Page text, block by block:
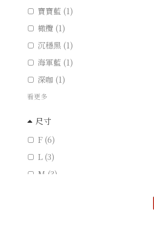
寶寶藍 (1)
橄欖 (1)
沉穩黑 (1)
海軍藍 (1)
深咖 (1)
看更多
尺寸
F (6)
L (3)
M (3)